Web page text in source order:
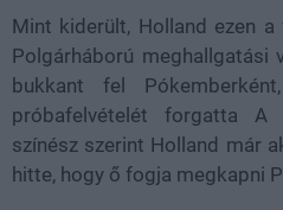
Mint kiderült, Holland ezen
Polgárháború meghallgatási
bukkant fel
próbafelvételét forgatta A
színész szerint Holland már
hitte, hogy ő fogja megkapni